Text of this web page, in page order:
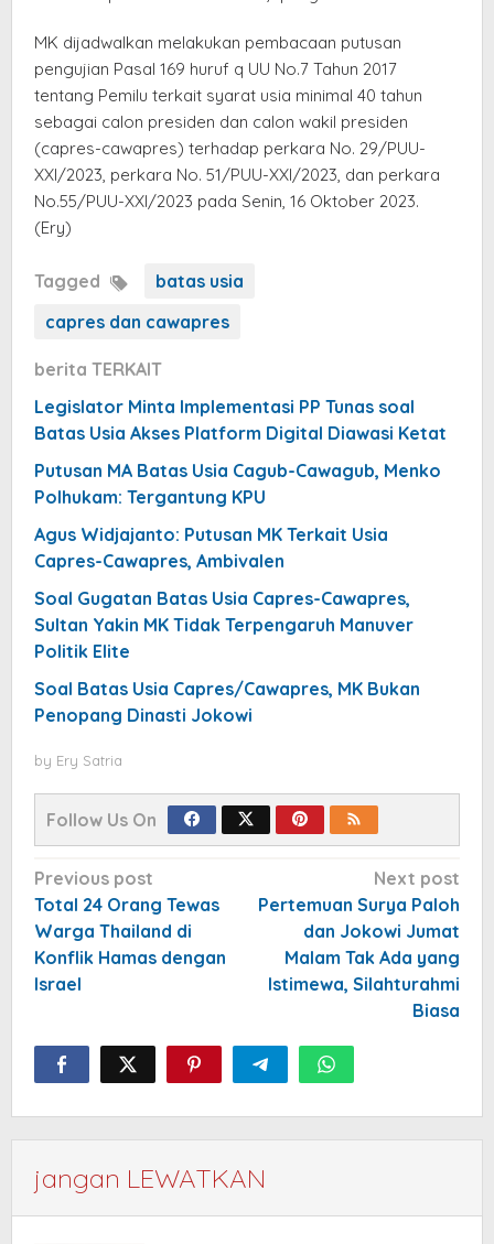
MK dijadwalkan melakukan pembacaan putusan
pengujian Pasal 169 huruf q UU No.7 Tahun 2017
tentang Pemilu terkait syarat usia minimal 40 tahun
sebagai calon presiden dan calon wakil presiden
(capres-cawapres) terhadap perkara No. 29/PUU-
XXI/2023, perkara No. 51/PUU-XXI/2023, dan perkara
No.55/PUU-XXI/2023 pada Senin, 16 Oktober 2023.
(Ery)
Tagged
batas usia
capres dan cawapres
berita TERKAIT
Legislator Minta Implementasi PP Tunas soal
Batas Usia Akses Platform Digital Diawasi Ketat
Putusan MA Batas Usia Cagub-Cawagub, Menko
Polhukam: Tergantung KPU
Agus Widjajanto: Putusan MK Terkait Usia
Capres-Cawapres, Ambivalen
Soal Gugatan Batas Usia Capres-Cawapres,
Sultan Yakin MK Tidak Terpengaruh Manuver
Politik Elite
Soal Batas Usia Capres/Cawapres, MK Bukan
Penopang Dinasti Jokowi
by Ery Satria
Follow Us On
Post
navigation
Previous post
Total 24 Orang Tewas
Warga Thailand di
Konflik Hamas dengan
Israel
Next post
Pertemuan Surya Paloh
dan Jokowi Jumat
Malam Tak Ada yang
Istimewa, Silahturahmi
Biasa
jangan LEWATKAN